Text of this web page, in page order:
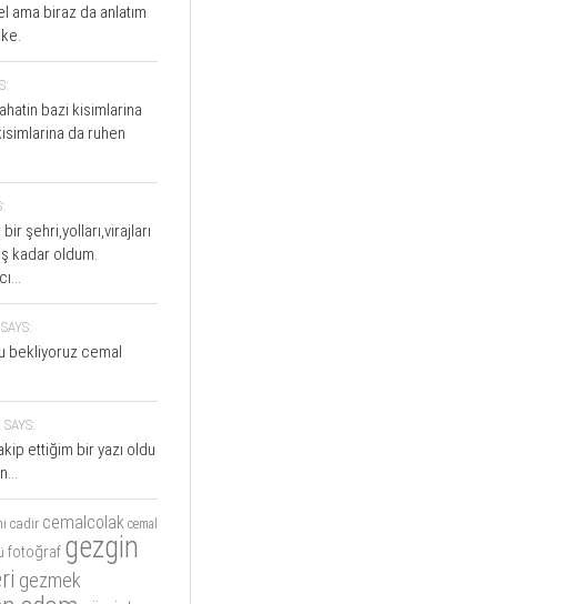
ama biraz da anlatım
bazi kisimlarina
da ruhen
bir şehri,yolları,virajları
kadar oldum.
bekliyoruz cemal
ettiğim bir yazı oldu
cadir cemalcolak cemal
fotoğraf gezgin
gezmek